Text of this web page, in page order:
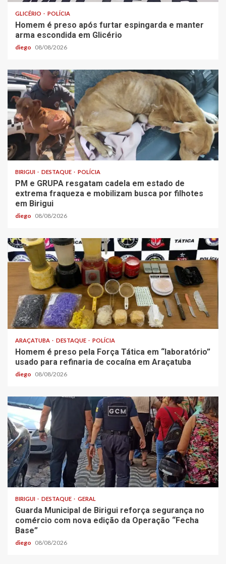
GLICÉRIO POLÍCIA
Homem é preso após furtar espingarda e manter
arma escondida em Glicério
diego 08/08/2026
BIRIGUI DESTAQUE POLÍCIA
PM e GRUPA resgatam cadela em estado de
extrema fraqueza e mobilizam busca por filhotes
em Birigui
diego 08/08/2026
ARAÇATUBA DESTAQUE POLÍCIA
Homem é preso pela Força Tática em “laboratório”
usado para refinaria de cocaína em Araçatuba
diego 08/08/2026
BIRIGUI DESTAQUE GERAL
Guarda Municipal de Birigui reforça segurança no
comércio com nova edição da Operação “Fecha
Base”
diego 08/08/2026